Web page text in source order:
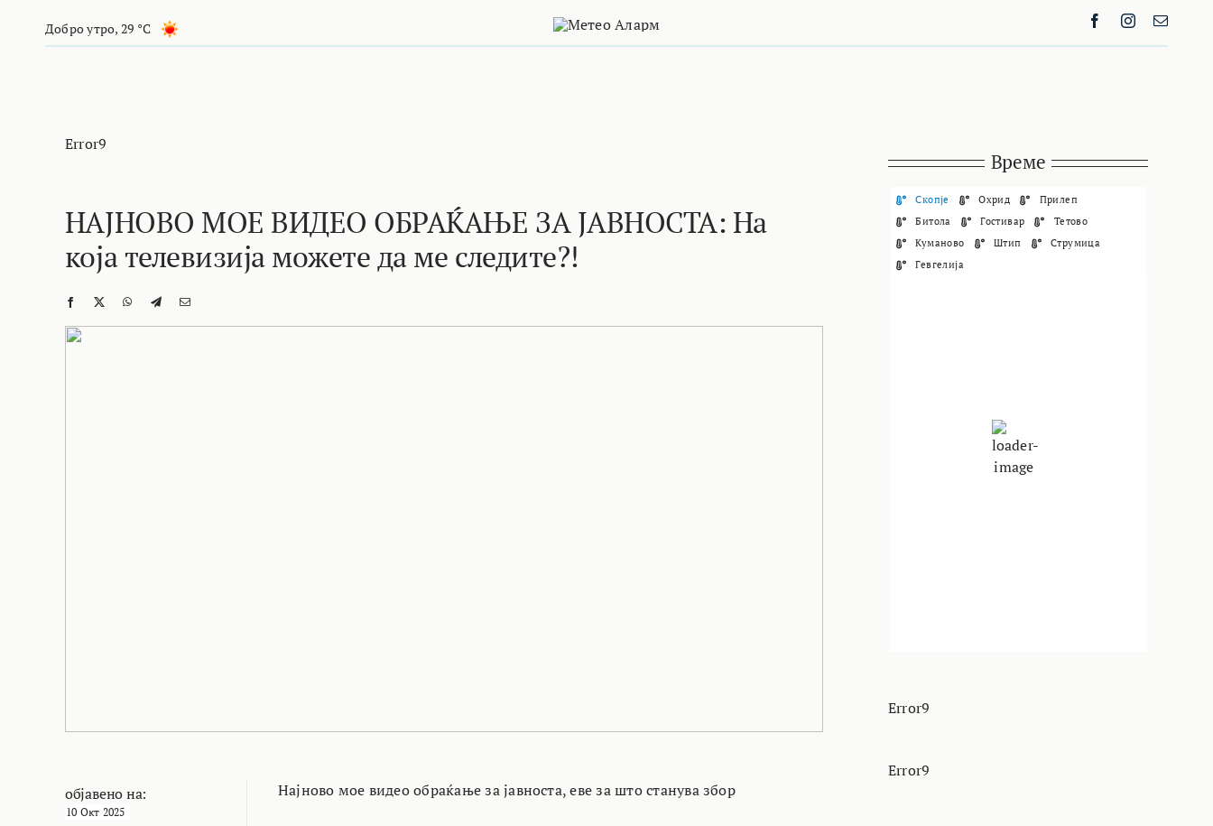
content
Добро утро, 29 °C
Error9
НАЈНОВО МОЕ ВИДЕО ОБРАЌАЊЕ ЗА ЈАВНОСТА: На
која телевизија можете да ме следите?!
објавено на:
10 Окт 2025
Најново мое видео обраќање за јавноста, еве за што станува збор
Време
Скопје Охрид
Прилеп
Битола
Гостивар
Тетово
Куманово
Штип
Струмица
Гевгелија
Чисто Небо
Налет на ветер: 4 Km/h
Error9
Error9